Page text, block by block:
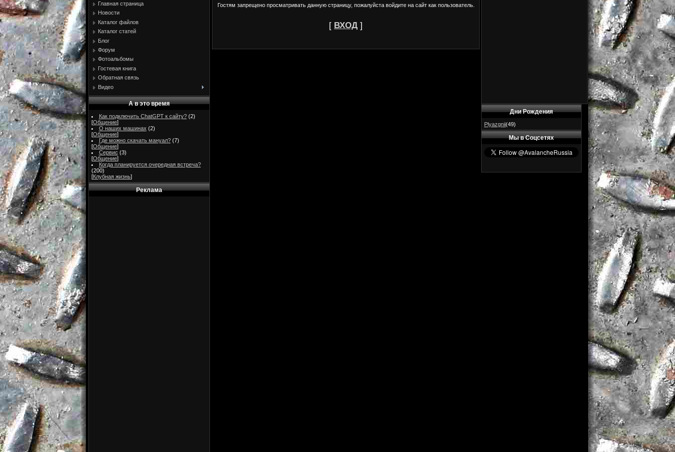
Главная страница
Новости
Каталог файлов
Каталог статей
Блог
Форум
Фотоальбомы
Гостевая книга
Обратная связь
Видео
А в это время
Как подключить ChatGPT к сайту? (2)
[Общение]
О наших машинах (2)
[Общение]
Где можно скачать мануал? (7)
[Общение]
Сервис (3)
[Общение]
Когда планируется очередная встреча?
(200)
[Клубная жизнь]
Реклама
Гостям запрещено просматривать данную страницу, пожалуйста войдите на сайт как пользователь.
[ ВХОД ]
Дни Рождения
Plyazgnii(49)
Мы в Соцсетях